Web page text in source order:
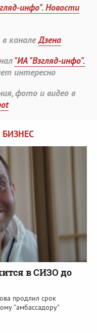
инфо". Новости
в каналеДзена
"ИА "Взгляд-инфо".
интересно
фото и видео в
в СИЗО до
продлил срок
"амбассадору"